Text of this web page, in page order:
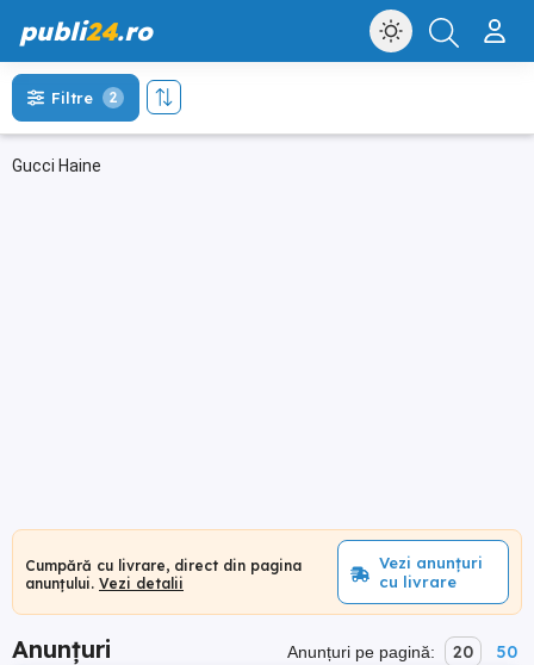
publi24.ro
Gucci Haine
Filtre 2
Cumpără cu livrare, direct din pagina
anunțului. Vezi detalii
Vezi anunțuri
cu livrare
Anunțuri Anunțuri pe pagină: 20 50